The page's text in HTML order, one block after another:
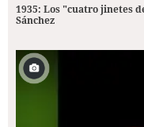
1935: Los "cuatro jinetes
Sánchez